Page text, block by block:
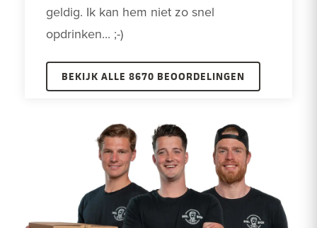
geldig. Ik kan hem niet zo snel
opdrinken... ;-)
BEKIJK ALLE 8670 BEOORDELINGEN